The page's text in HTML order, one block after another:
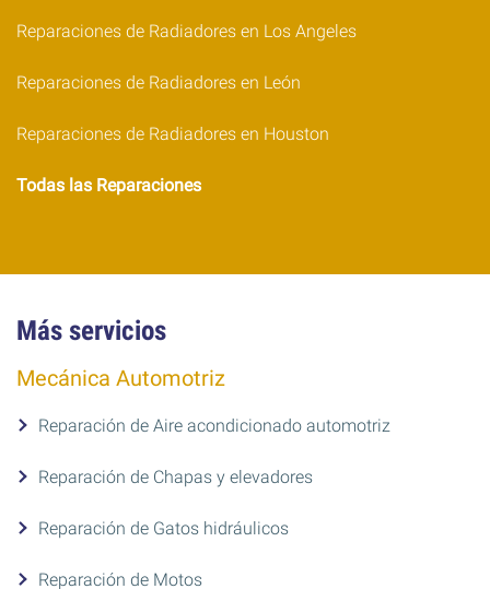
Reparaciones de Radiadores en Los Angeles
Reparaciones de Radiadores en León
Reparaciones de Radiadores en Houston
Todas las Reparaciones
Más servicios
Mecánica Automotriz
Reparación de Aire acondicionado automotriz
Reparación de Chapas y elevadores
Reparación de Gatos hidráulicos
Reparación de Motos